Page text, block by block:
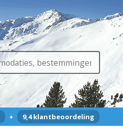
+ 9,4 klantbeoordeling